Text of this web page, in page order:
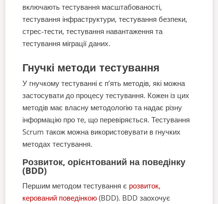
включають тестування масштабованості,
тестування інфраструктури, тестування безпеки,
стрес-тести, тестування навантаження та
тестування міграції даних.
Гнучкі методи тестування
У гнучкому тестуванні є п’ять методів, які можна
застосувати до процесу тестування. Кожен із цих
методів має власну методологію та надає різну
інформацію про те, що перевіряється. Тестування
Scrum також можна використовувати в гнучких
методах тестування.
Розвиток, орієнтований на поведінку
(BDD)
Першим методом тестування є розвиток,
керований поведінкою (BDD). BDD заохочує